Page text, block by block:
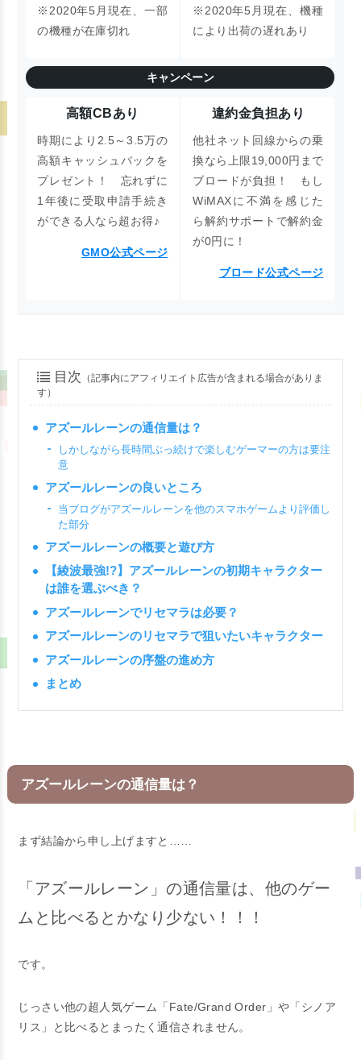
※2020年5月現在、一部
の機種が在庫切れ
※2020年5月現在、機種
により出荷の遅れあり
キャンペーン
高額CBあり
時期により2.5～3.5万の
高額キャッシュバックを
プレゼント！ 忘れずに
1年後に受取申請手続き
ができる人なら超お得♪
GMO公式ページ
違約金負担あり
他社ネット回線からの乗
換なら上限19,000円まで
ブロードが負担！ もし
WiMAXに不満を感じた
ら解約サポートで解約金
が0円に！
ブロード公式ページ
目次 （記事内にアフィリエイト広告が含まれる場合がありま
す）
アズールレーンの通信量は？
しかしながら長時間ぶっ続けで楽しむゲーマーの方は要注
意
アズールレーンの良いところ
当ブログがアズールレーンを他のスマホゲームより評価し
た部分
アズールレーンの概要と遊び方
【綾波最強!?】アズールレーンの初期キャラクター
は誰を選ぶべき？
アズールレーンでリセマラは必要？
アズールレーンのリセマラで狙いたいキャラクター
アズールレーンの序盤の進め方
まとめ
アズールレーンの通信量は？
まず結論から申し上げますと……
「アズールレーン」の通信量は、他のゲー
ムと比べるとかなり少ない！！！
です。
じっさい他の超人気ゲーム「Fate/Grand Order」や「シノア
リス」と比べるとまったく通信されません。